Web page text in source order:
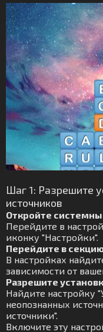
Шаг 1: Разрешите
источников
Откройте
Перейдите в
иконку "Настройки".
Перейдите в
В настройках
зависимости от
Разрешите
Найдите настройку
неопознанных
источники".
Включите эту